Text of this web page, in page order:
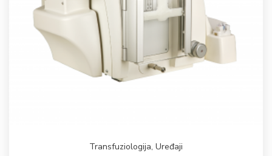
Transfuziologija, Uređaji